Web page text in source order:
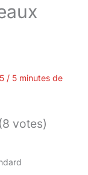
/ 5 minutes de
votes)